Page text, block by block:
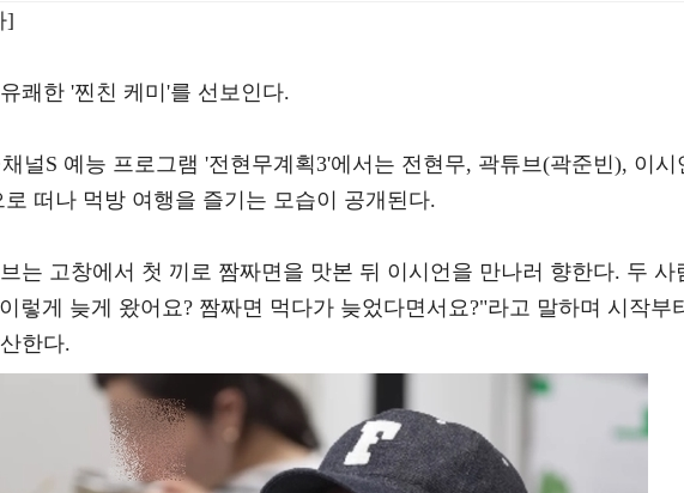
]
쾌한 '찐친 케미'를 선보인다.
널S 예능 프로그램 '전현무계획3'에서는 전현무, 곽튜브(곽준빈), 이시
떠나 먹방 여행을 즐기는 모습이 공개된다.
는 고창에서 첫 끼로 짬짜면을 맛본 뒤 이시언을 만나러 향한다. 두 사
렇게 늦게 왔어요? 짬짜면 먹다가 늦었다면서요?"라고 말하며 시작부
한다.